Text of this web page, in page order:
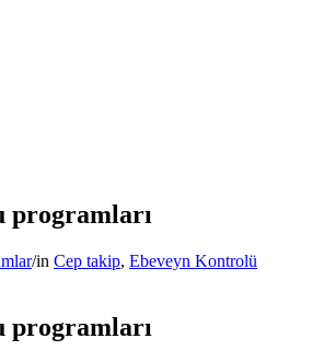
programları
/in Cep takip, Ebeveyn Kontrolü
programları